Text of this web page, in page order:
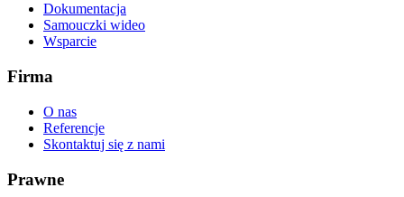
Dokumentacja
Samouczki wideo
Wsparcie
Firma
O nas
Referencje
Skontaktuj się z nami
Prawne